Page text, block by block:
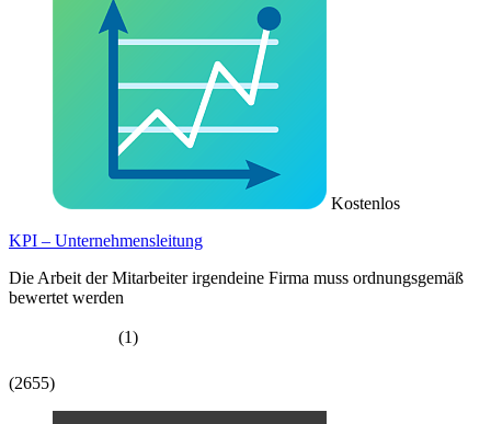
Kostenlos
KPI – Unternehmensleitung
Die Arbeit der Mitarbeiter irgendeine Firma muss ordnungsgemäß
bewertet werden
(1)
(2655)